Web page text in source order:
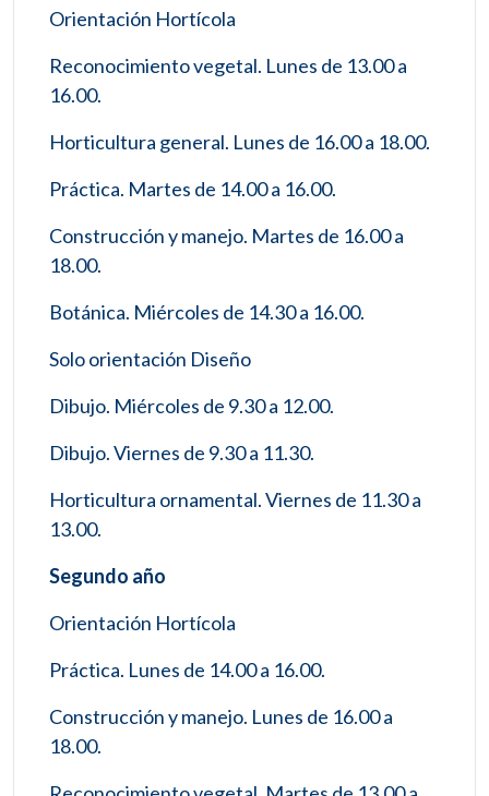
Orientación Hortícola
Reconocimiento vegetal. Lunes de 13.00 a
16.00.
Horticultura general. Lunes de 16.00 a 18.00.
Práctica. Martes de 14.00 a 16.00.
Construcción y manejo. Martes de 16.00 a
18.00.
Botánica. Miércoles de 14.30 a 16.00.
Solo orientación Diseño
Dibujo. Miércoles de 9.30 a 12.00.
Dibujo. Viernes de 9.30 a 11.30.
Horticultura ornamental. Viernes de 11.30 a
13.00.
Segundo año
Orientación Hortícola
Práctica. Lunes de 14.00 a 16.00.
Construcción y manejo. Lunes de 16.00 a
18.00.